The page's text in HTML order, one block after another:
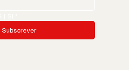
Subscrever